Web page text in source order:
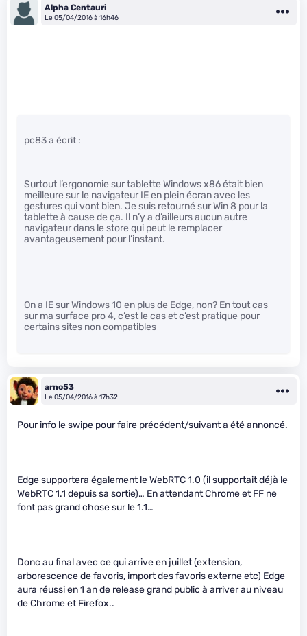
Alpha Centauri
Le 05/04/2016 à 16h46
pc83 a écrit :
Surtout l’ergonomie sur tablette Windows x86 était bien
meilleure sur le navigateur IE en plein écran avec les
gestures qui vont bien. Je suis retourné sur Win 8 pour la
tablette à cause de ça. Il n’y a d’ailleurs aucun autre
navigateur dans le store qui peut le remplacer
avantageusement pour l’instant.
On a IE sur Windows 10 en plus de Edge, non? En tout cas
sur ma surface pro 4, c’est le cas et c’est pratique pour
certains sites non compatibles
arno53
Le 05/04/2016 à 17h32
Pour info le swipe pour faire précédent/suivant a été annoncé.
Edge supportera également le WebRTC 1.0 (il supportait déjà le
WebRTC 1.1 depuis sa sortie)… En attendant Chrome et FF ne
font pas grand chose sur le 1.1…
Donc au final avec ce qui arrive en juillet (extension,
arborescence de favoris, import des favoris externe etc) Edge
aura réussi en 1 an de release grand public à arriver au niveau
de Chrome et Firefox..